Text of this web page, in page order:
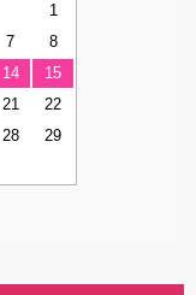
1
7
8
14
15
21
22
28
29